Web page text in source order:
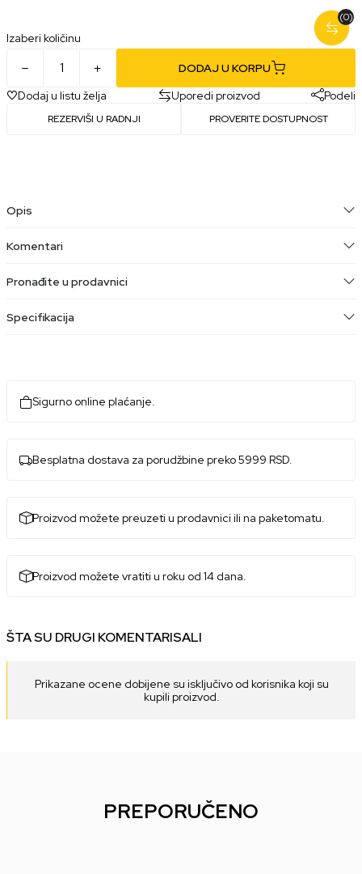
Izaberi količinu
DODAJ U KORPU
Dodaj u listu želja
Uporedi proizvod Podeli
REZERVIŠI U RADNJI PROVERITE DOSTUPNOST
(0)
Opis
Komentari
Pronađite u prodavnici
Specifikacija
Sigurno online plaćanje.
Besplatna dostava za porudžbine preko 5999 RSD.
Proizvod možete preuzeti u prodavnici ili na paketomatu.
Proizvod možete vratiti u roku od 14 dana.
ŠTA SU DRUGI KOMENTARISALI
Prikazane ocene dobijene su isključivo od korisnika koji su
kupili proizvod.
PREPORUČENO